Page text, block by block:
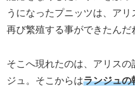
うになったプニッツは、アリ
再び繁殖する事ができたんだ
そこへ現れたのは、アリス
ジュ。そこからはランジュの